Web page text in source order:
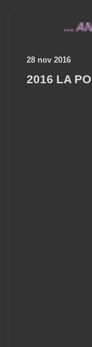
...
28 nov 2016
2016 LA